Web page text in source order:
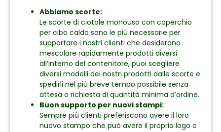
Abbiamo scorte:
Le scorte di ciotole monouso con coperchio
per cibo caldo sono le più necessarie per
supportare i nostri clienti che desiderano
mescolare rapidamente prodotti diversi
all’interno del contenitore, puoi scegliere
diversi modelli dei nostri prodotti dalle scorte e
spedirli nel più breve tempo possibile senza
attesa o richiesta di quantità minima d’ordine.
Buon supporto per nuovi stampi:
Sempre più clienti preferiscono avere il loro
nuovo stampo che può avere il proprio logo o